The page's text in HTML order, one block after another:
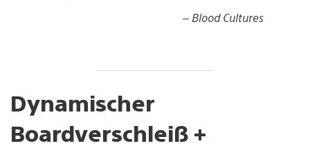
– Blood Cultures
Dynamischer
Boardverschleiß +